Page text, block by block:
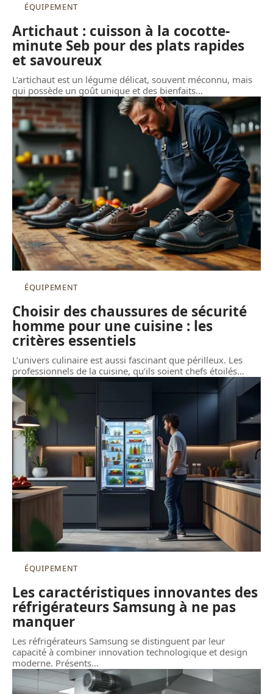
ÉQUIPEMENT
Artichaut : cuisson à la cocotte-
minute Seb pour des plats rapides
et savoureux
L’artichaut est un légume délicat, souvent méconnu, mais
qui possède un goût unique et des bienfaits…
ÉQUIPEMENT
Choisir des chaussures de sécurité
homme pour une cuisine : les
critères essentiels
L’univers culinaire est aussi fascinant que périlleux. Les
professionnels de la cuisine, qu’ils soient chefs étoilés…
ÉQUIPEMENT
Les caractéristiques innovantes des
réfrigérateurs Samsung à ne pas
manquer
Les réfrigérateurs Samsung se distinguent par leur
capacité à combiner innovation technologique et design
moderne. Présents…